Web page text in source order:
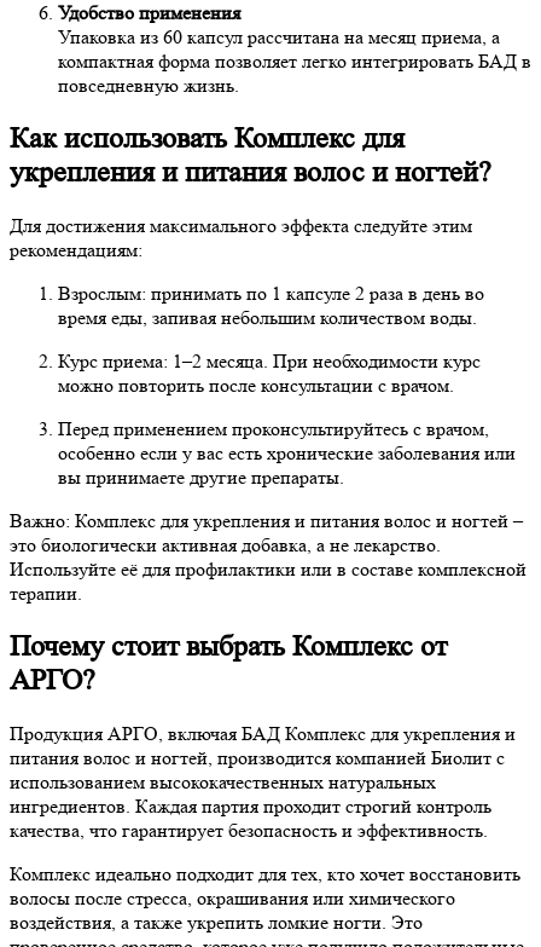
Удобство применения
Упаковка из 60 капсул рассчитана на месяц приема, а
компактная форма позволяет легко интегрировать БАД в
повседневную жизнь.
Как использовать Комплекс для
укрепления и питания волос и ногтей?
Для достижения максимального эффекта следуйте этим
рекомендациям:
Взрослым: принимать по 1 капсуле 2 раза в день во
время еды, запивая небольшим количеством воды.
Курс приема: 1–2 месяца. При необходимости курс
можно повторить после консультации с врачом.
Перед применением проконсультируйтесь с врачом,
особенно если у вас есть хронические заболевания или
вы принимаете другие препараты.
Важно: Комплекс для укрепления и питания волос и ногтей –
это биологически активная добавка, а не лекарство.
Используйте её для профилактики или в составе комплексной
терапии.
Почему стоит выбрать Комплекс от
АРГО?
Продукция АРГО, включая БАД Комплекс для укрепления и
питания волос и ногтей, производится компанией Биолит с
использованием высококачественных натуральных
ингредиентов. Каждая партия проходит строгий контроль
качества, что гарантирует безопасность и эффективность.
Комплекс идеально подходит для тех, кто хочет восстановить
волосы после стресса, окрашивания или химического
воздействия, а также укрепить ломкие ногти. Это